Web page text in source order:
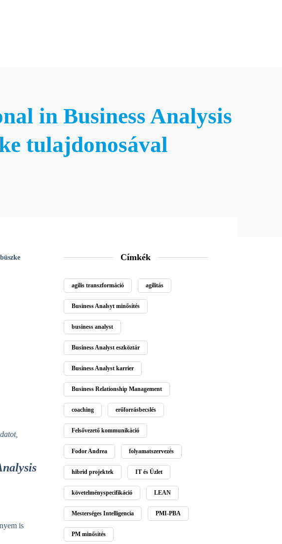
in Business Analysis
tulajdonosával
is
Címkék
agilis transzformáció agilitás
Business Analsyt minősítés
business analyst
Business Analyst eszköztár
Business Analyst karrier
Business Relationship Management
coaching erőforrásbecslés
Felsővezető kommunikáció
Fodor Andrea folyamatszervezés
hibrid projektek IT és Üzlet
követelményspecifikáció LEAN
Mesterséges Intelligencia PMI-PBA
PM minősítés